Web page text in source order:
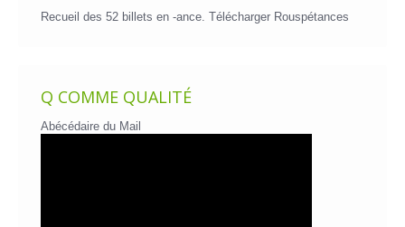
Recueil des 52 billets en -ance. Télécharger Rouspétances
Q COMME QUALITÉ
Abécédaire du Mail